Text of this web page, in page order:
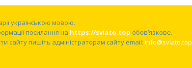
українською мовою.
посилання на https://sviato.top обов’язкове.
сайту пишіть адміністраторам сайту email: info@sviato.top